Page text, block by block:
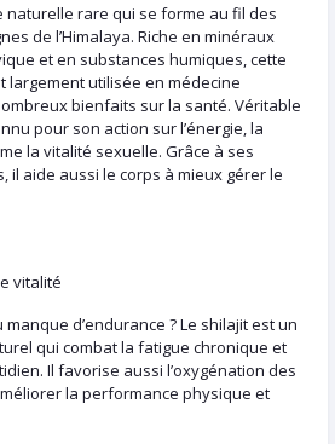
naturelle rare qui se forme au fil des
de l’Himalaya. Riche en minéraux
et en substances humiques, cette
largement utilisée en médecine
bienfaits sur la santé. Véritable
pour son action sur l’énergie, la
la vitalité sexuelle. Grâce à ses
il aide aussi le corps à mieux gérer le
vitalité
d’endurance ? Le shilajit est un
qui combat la fatigue chronique et
Il favorise aussi l’oxygénation des
la performance physique et